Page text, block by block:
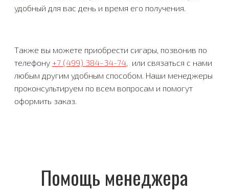
удобный для вас день и время его получения.
Также вы можете приобрести сигары, позвонив по
телефону +7 (499) 384-34-74, или связаться с нами
любым другим удобным способом. Наши менеджеры
проконсультируем по всем вопросам и помогут
оформить заказ.
Помощь менеджера